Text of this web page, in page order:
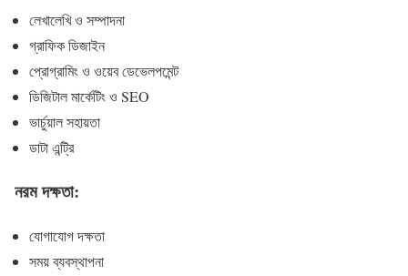
লেখালেখি ও সম্পাদনা
গ্রাফিক ডিজাইন
প্রোগ্রামিং ও ওয়েব ডেভেলপমেন্ট
ডিজিটাল মার্কেটিং ও SEO
ভার্চুয়াল সহায়তা
ডাটা এন্ট্রি
নরম দক্ষতা:
যোগাযোগ দক্ষতা
সময় ব্যবস্থাপনা